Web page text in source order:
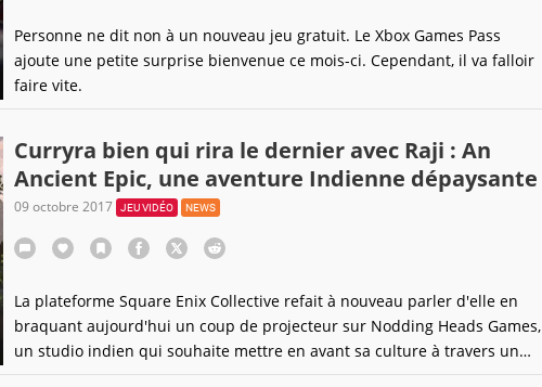
Personne ne dit non à un nouveau jeu gratuit. Le Xbox Games Pass
ajoute une petite surprise bienvenue ce mois-ci. Cependant, il va falloir
faire vite.
Curryra bien qui rira le dernier avec Raji : An
Ancient Epic, une aventure Indienne dépaysante
09 octobre 2017 JEU VIDÉO NEWS
La plateforme Square Enix Collective refait à nouveau parler d'elle en
braquant aujourd'hui un coup de projecteur sur Nodding Heads Games,
un studio indien qui souhaite mettre en avant sa culture à travers un
jeu d'aventure aux doux parfums de curry et de curcuma.